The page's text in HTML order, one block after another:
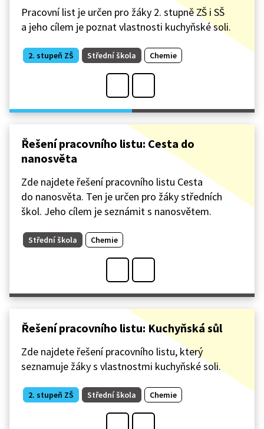
Pracovní list je určen pro žáky 2. stupně ZŠ i SŠ
a jeho cílem je poznat vlastnosti kuchyňské soli.
2. stupeň ZŠ Střední škola Chemie
Řešení pracovního listu: Cesta do
nanosvěta
Zde najdete řešení pracovního listu Cesta
do nanosvěta. Ten je určen pro žáky středních
škol. Jeho cílem je seznámit s nanosvětem.
Střední škola Chemie
Řešení pracovního listu: Kuchyňská sůl
Zde najdete řešení pracovního listu, který
seznamuje žáky s vlastnostmi kuchyňské soli.
2. stupeň ZŠ Střední škola Chemie